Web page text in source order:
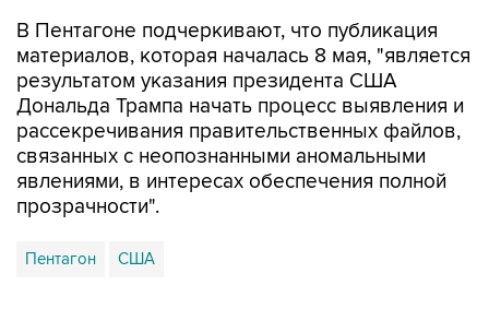
В Пентагоне подчеркивают, что публикация
материалов, которая началась 8 мая, "является
результатом указания президента США
Дональда Трампа начать процесс выявления и
рассекречивания правительственных файлов,
связанных с неопознанными аномальными
явлениями, в интересах обеспечения полной
прозрачности".
Пентагон США